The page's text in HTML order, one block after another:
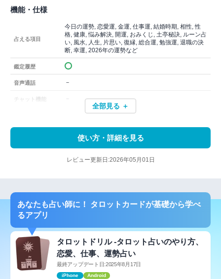
機能・仕様
占える項目
今日の運勢, 恋愛運, 金運, 仕事運, 結婚時期, 相性, 性
格, 健康, 悩み解決, 開運, おみくじ, 土亭秘訣, ルーン占
い, 風水, 人生, 片思い, 復縁, 総合運, 勉強運, 退職の決
断, 幸運, 2026年の運勢など
鑑定履歴
音声通話 －
チャット機能 －
全部見る ＋
使い方・詳細を見る
レビュー更新日:2026年05月01日
あなたも占い師に！ タロットカードが基礎から学べ
るアプリ
タロットドリル -タロット占いのやり方、
恋愛、仕事、運勢占い
最終アップデート日:2025年8月17日
iPhone Android